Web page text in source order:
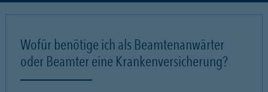
Wofür benötige ich als Beamtenanwärter
oder Beamter eine Krankenversicherung?